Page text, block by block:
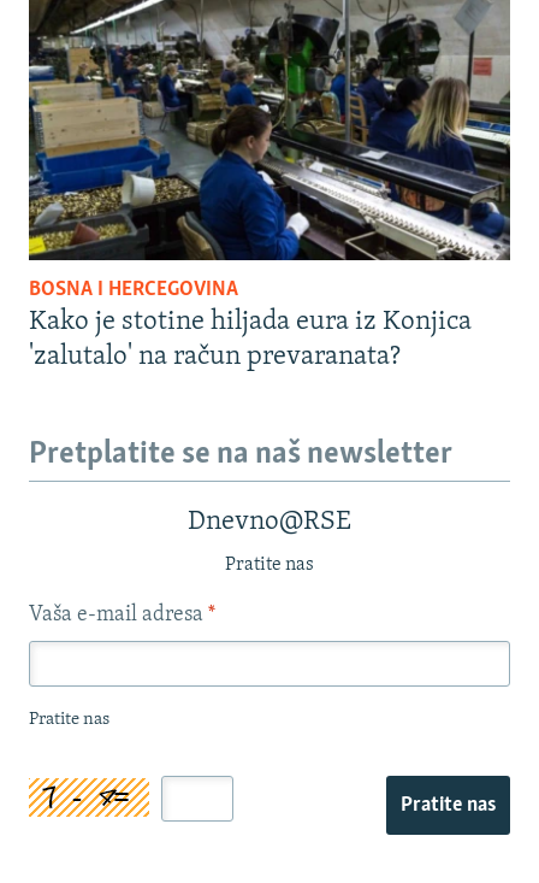
BOSNA I HERCEGOVINA
Kako je stotine hiljada eura iz Konjica
'zalutalo' na račun prevaranata?
Pretplatite se na naš newsletter
Dnevno@RSE
Pratite nas
Vaša e-mail adresa *
Pratite nas
Pratite nas